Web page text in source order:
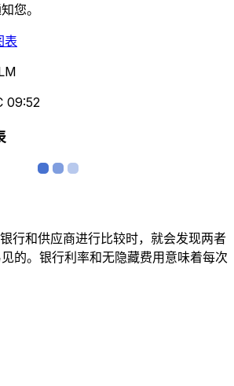
您。
表
09:52
行和供应商进行比较时，就会发现两者
的。银行利率和无隐藏费用意味着每次